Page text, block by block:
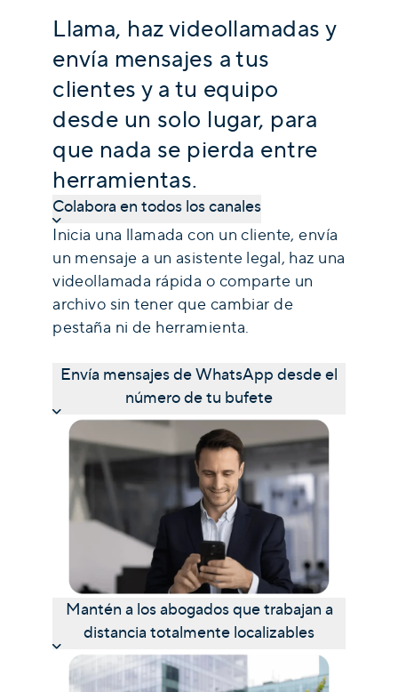
Llama, haz videollamadas y
envía mensajes a tus
clientes y a tu equipo
desde un solo lugar, para
que nada se pierda entre
herramientas.
Colabora en todos los canales
Inicia una llamada con un cliente, envía
un mensaje a un asistente legal, haz una
videollamada rápida o comparte un
archivo sin tener que cambiar de
pestaña ni de herramienta.
Envía mensajes de WhatsApp desde el
número de tu bufete
Mantén a los abogados que trabajan a
distancia totalmente localizables